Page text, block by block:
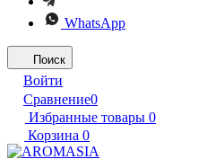
WhatsApp
Поиск
Войти
Сравнение0
Избранные товары 0
Корзина 0